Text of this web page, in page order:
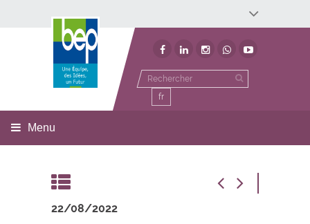
Développement économique
Développement territorial
fr
Menu
22/08/2022